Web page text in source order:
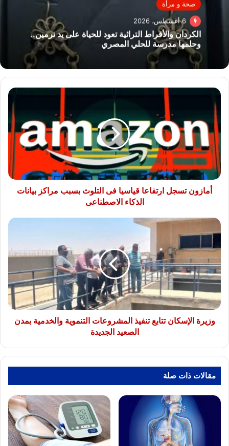
صحة و مرأة
6 أغسطس، 2026
الكردان والأقراط التراثية تعود للحياة على يد نرمين..
وحلمها مدرسة للحلي المصري
أمازون
تسجل
ارتفاعا
قياسيا
فى
التلوث
بسبب
مراكز
بيانات
الذكاءأمازون تسجل ارتفاعا قياسيا فى التلوث بسبب مراكز بيانات
الذكاء الاصطناعى
وزيرة
الإسكان
تتابع
تنفيذ
المشروعات
التنموية
والخدمية
بمدن
الصعيد
الجديدة
وزيرة الإسكان تتابع تنفيذ المشروعات التنموية والخدمية بمدن
الصعيد الجديدة
مقالات ذات صلة